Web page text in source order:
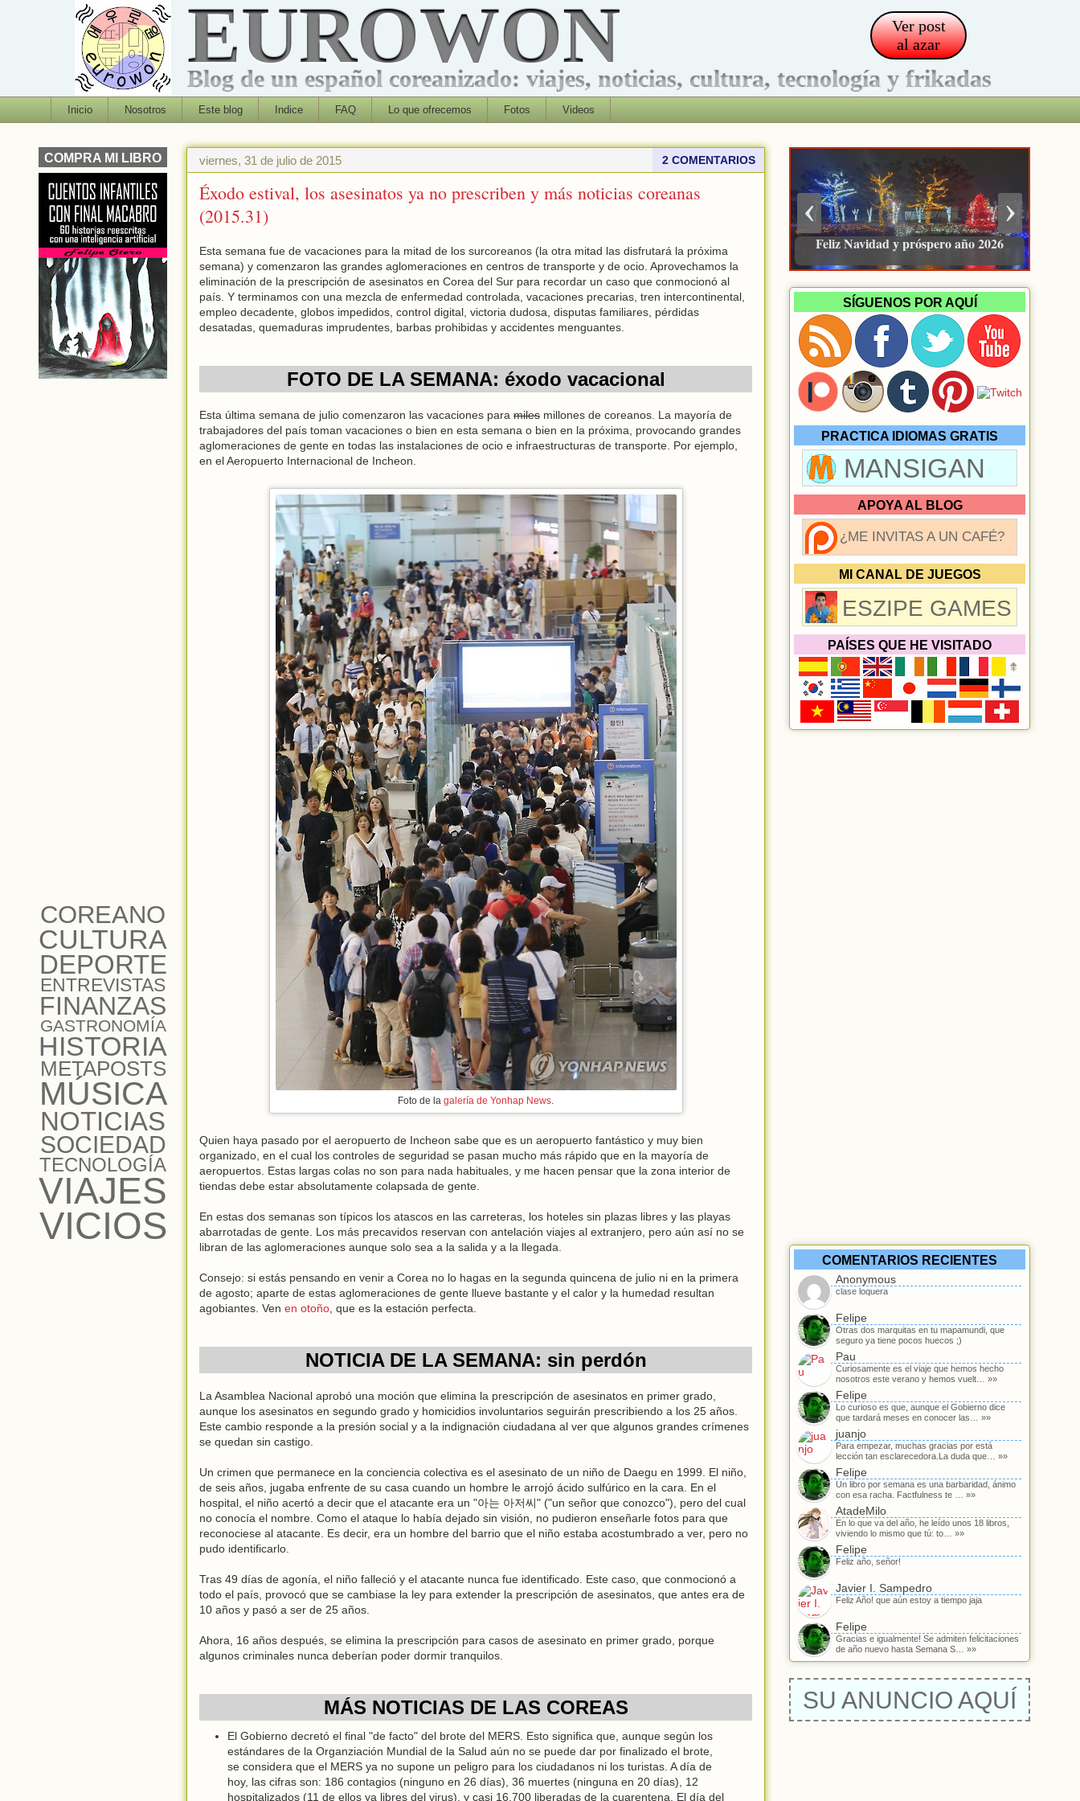
Ver post
al azar
EUROWON
Blog de un español coreanizado: viajes, noticias, cultura, tecnología y frikadas
Inicio Nosotros Este blog Indice FAQ Lo que ofrecemos Fotos Videos
viernes, 31 de julio de 2015 2 COMENTARIOS
Éxodo estival, los asesinatos ya no prescriben y más noticias coreanas
(2015.31)
Esta semana fue de vacaciones para la mitad de los surcoreanos (la otra mitad las disfrutará la próxima
semana) y comenzaron las grandes aglomeraciones en centros de transporte y de ocio. Aprovechamos la
eliminación de la prescripción de asesinatos en Corea del Sur para recordar un caso que conmocionó al
país. Y terminamos con una mezcla de enfermedad controlada, vacaciones precarias, tren intercontinental,
empleo decadente, globos impedidos, control digital, victoria dudosa, disputas familiares, pérdidas
desatadas, quemaduras imprudentes, barbas prohibidas y accidentes menguantes.
FOTO DE LA SEMANA: éxodo vacacional
Esta última semana de julio comenzaron las vacaciones para miles millones de coreanos. La mayoría de
trabajadores del país toman vacaciones o bien en esta semana o bien en la próxima, provocando grandes
aglomeraciones de gente en todas las instalaciones de ocio e infraestructuras de transporte. Por ejemplo,
en el Aeropuerto Internacional de Incheon.
Foto de la galería de Yonhap News
Quien haya pasado por el aeropuerto de Incheon sabe que es un aeropuerto fantástico y muy bien
organizado, en el cual los controles de seguridad se pasan mucho más rápido que en la mayoría de
aeropuertos. Estas largas colas no son para nada habituales, y me hacen pensar que la zona interior de
tiendas debe estar absolutamente colapsada de gente.
En estas dos semanas son típicos los atascos en las carreteras, los hoteles sin plazas libres y las playas
abarrotadas de gente. Los más precavidos reservan con antelación viajes al extranjero, pero aún así no se
libran de las aglomeraciones aunque solo sea a la salida y a la llegada.
Consejo: si estás pensando en venir a Corea no lo hagas en la segunda quincena de julio ni en la primera
de agosto; aparte de estas aglomeraciones de gente llueve bastante y el calor y la humedad resultan
agobiantes. Ven en otoño , que es la estación perfecta.
NOTICIA DE LA SEMANA: sin perdón
La Asamblea Nacional aprobó una moción que elimina la prescripción de asesinatos en primer grado,
aunque los asesinatos en segundo grado y homicidios involuntarios seguirán prescribiendo a los 25 años.
Este cambio responde a la presión social y a la indignación ciudadana al ver que algunos grandes crímenes
se quedan sin castigo.
Un crimen que permanece en la conciencia colectiva es el asesinato de un niño de Daegu en 1999. El niño,
de seis años, jugaba enfrente de su casa cuando un hombre le arrojó ácido sulfúrico en la cara. En el
hospital, el niño acertó a decir que el atacante era un "아는 아저씨" ("un señor que conozco"), pero del cual
no conocía el nombre. Como el ataque lo había dejado sin visión, no pudieron enseñarle fotos para que
reconociese al atacante. Es decir, era un hombre del barrio que el niño estaba acostumbrado a ver, pero no
pudo identificarlo.
Tras 49 días de agonía, el niño falleció y el atacante nunca fue identificado. Este caso, que conmocionó a
todo el país, provocó que se cambiase la ley para extender la prescripción de asesinatos, que antes era de
10 años y pasó a ser de 25 años.
Ahora, 16 años después, se elimina la prescripción para casos de asesinato en primer grado, porque
algunos criminales nunca deberían poder dormir tranquilos.
MÁS NOTICIAS DE LAS COREAS
El Gobierno decretó el final "de facto" del brote del MERS. Esto significa que, aunque según los
estándares de la Organziación Mundial de la Salud aún no se puede dar por finalizado el brote,
se considera que el MERS ya no supone un peligro para los ciudadanos ni los turistas. A día de
hoy, las cifras son: 186 contagios (ninguno en 26 días), 36 muertes (ninguna en 20 días), 12
hospitalizados (11 de ellos ya libres del virus), y casi 16.700 liberadas de la cuarentena. El día del
COMPRA MI LIBRO
COREANO
CULTURA
DEPORTE
ENTREVISTAS
FINANZAS
GASTRONOMÍA
HISTORIA
METAPOSTS
MÚSICA
NOTICIAS
SOCIEDAD
TECNOLOGÍA
VIAJES
VICIOS
Pacienzudo, newsletter sobre finanzas
e inversión
›
‹
SÍGUENOS POR AQUÍ
PRACTICA IDIOMAS GRATIS
MANSIGAN
APOYA AL BLOG
¿ME INVITAS A UN CAFÉ?
MI CANAL DE JUEGOS
ESZIPE GAMES
PAÍSES QUE HE VISITADO
COMENTARIOS RECIENTES
Anonymous
clase loquera
Felipe
Otras dos marquitas en tu mapamundi, que
seguro ya tiene pocos huecos ;)
Pau
Curiosamente es el viaje que hemos hecho
nosotros este verano y hemos vuelt… »»
Felipe
Lo curioso es que, aunque el Gobierno dice
que tardará meses en conocer las… »»
juanjo
Para empezar, muchas gracias por está
lección tan esclarecedora.La duda que… »»
Felipe
Un libro por semana es una barbaridad, ánimo
con esa racha. Factfulness te … »»
AtadeMilo
En lo que va del año, he leído unos 18 libros,
viviendo lo mismo que tú: to… »»
Felipe
Feliz año, señor!
Javier I. Sampedro
Feliz Año! que aún estoy a tiempo jaja
Felipe
Gracias e igualmente! Se admiten felicitaciones
de año nuevo hasta Semana S… »»
SU ANUNCIO AQUÍ